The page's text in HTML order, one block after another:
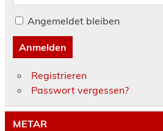
Angemeldet bleiben
Anmelden
Registrieren
Passwort vergessen?
METAR